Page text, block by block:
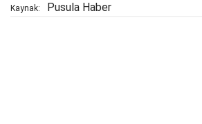
Kaynak: Pusula Haber